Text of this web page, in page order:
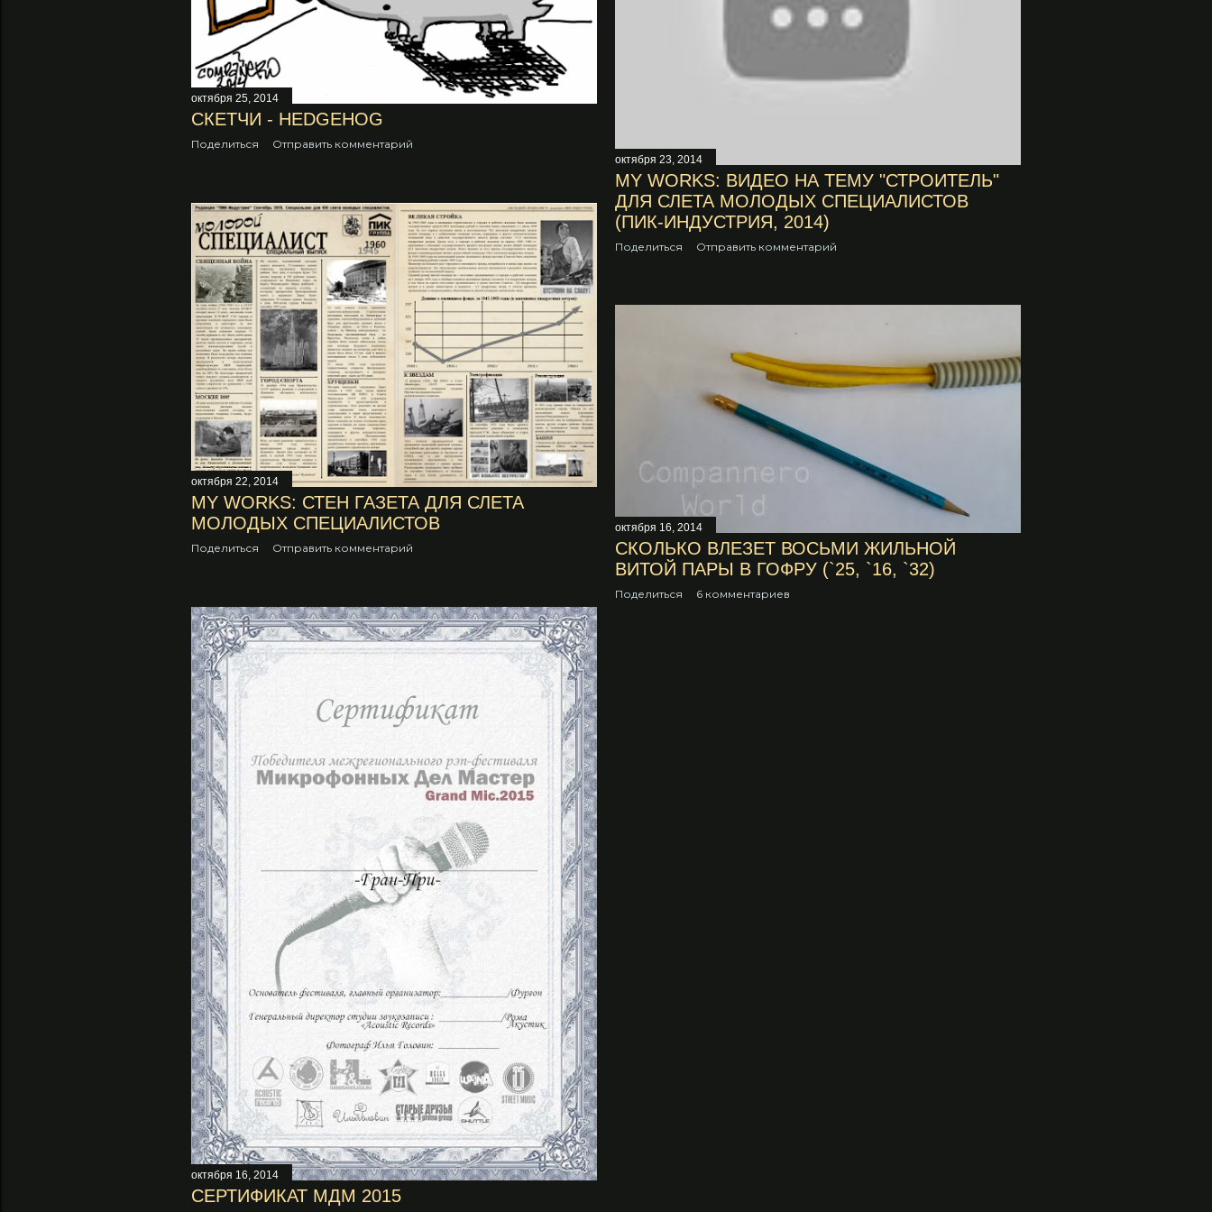
и
я
октября 25, 2014
СКЕТЧИ - HEDGEHOG
Поделиться Отправить комментарий
октября 23, 2014
MY WORKS: ВИДЕО НА ТЕМУ "СТРОИТЕЛЬ"
ДЛЯ СЛЕТА МОЛОДЫХ СПЕЦИАЛИСТОВ
(ПИК-ИНДУСТРИЯ, 2014)
Поделиться Отправить комментарий
октября 22, 2014
MY WORKS: СТЕН ГАЗЕТА ДЛЯ СЛЕТА
МОЛОДЫХ СПЕЦИАЛИСТОВ
Поделиться Отправить комментарий
октября 16, 2014
СКОЛЬКО ВЛЕЗЕТ ВОСЬМИ ЖИЛЬНОЙ
ВИТОЙ ПАРЫ В ГОФРУ (`25, `16, `32)
Поделиться 6 комментариев
октября 16, 2014
СЕРТИФИКАТ МДМ 2015